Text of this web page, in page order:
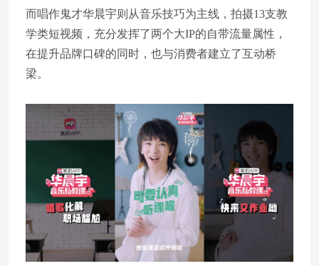
而唱作鬼才华晨宇则从音乐技巧为主线，拍摄13支教
学类短视频，充分发挥了两个大IP的自带流量属性，
在提升品牌口碑的同时，也与消费者建立了互动桥
梁。